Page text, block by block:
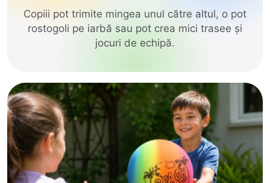
Copiii pot trimite mingea unul către altul, o pot
rostogoli pe iarbă sau pot crea mici trasee și
jocuri de echipă.
Vulcanesti